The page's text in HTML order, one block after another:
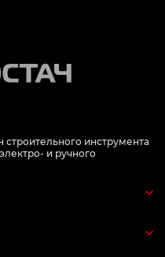
инструмента
и ручного